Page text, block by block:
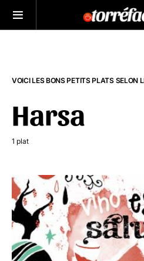
VOICI LES BONS PETITS PLATS SELON
Harsa
1 plat